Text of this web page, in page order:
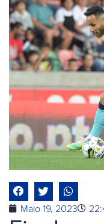
Maio 19, 2023